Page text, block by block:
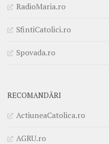
RadioMaria.ro
SfintiCatolici.ro
Spovada.ro
RECOMANDĂRI
ActiuneaCatolica.ro
AGRU.ro